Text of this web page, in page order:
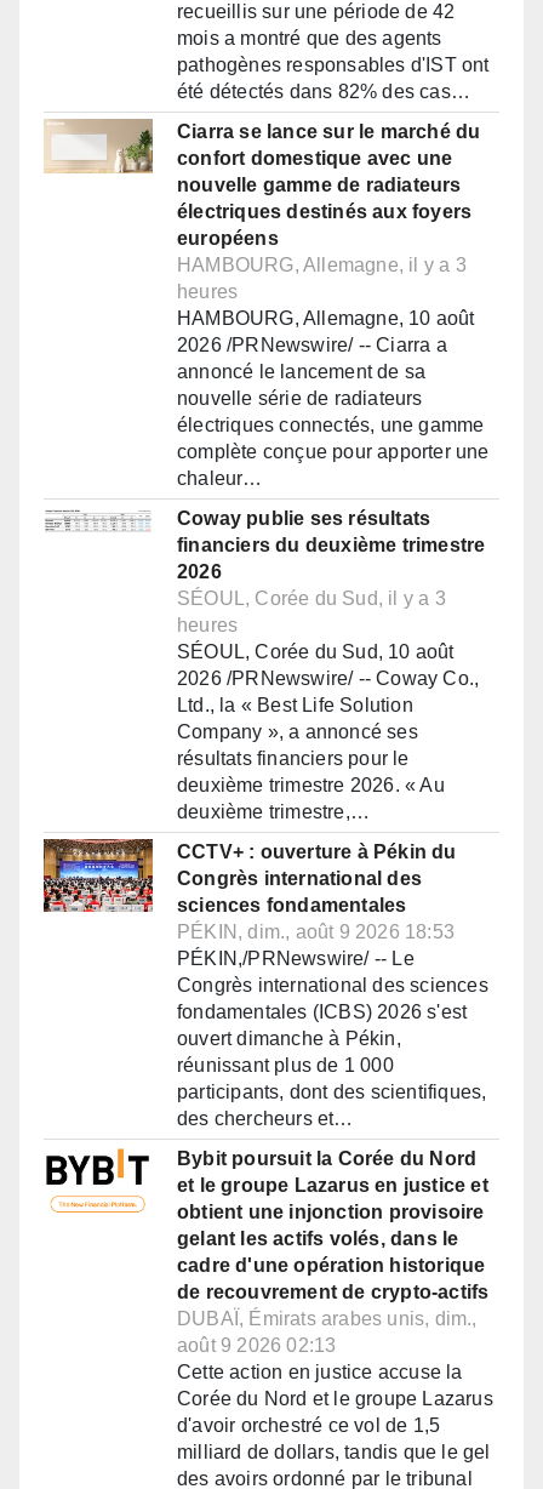
recueillis sur une période de 42
mois a montré que des agents
pathogènes responsables d'IST ont
été détectés dans 82% des cas…
Ciarra se lance sur le marché du
confort domestique avec une
nouvelle gamme de radiateurs
électriques destinés aux foyers
européens
HAMBOURG, Allemagne, il y a 3
heures
HAMBOURG, Allemagne, 10 août
2026 /PRNewswire/ -- Ciarra a
annoncé le lancement de sa
nouvelle série de radiateurs
électriques connectés, une gamme
complète conçue pour apporter une
chaleur…
Coway publie ses résultats
financiers du deuxième trimestre
2026
SÉOUL, Corée du Sud, il y a 3
heures
SÉOUL, Corée du Sud, 10 août
2026 /PRNewswire/ -- Coway Co.,
Ltd., la « Best Life Solution
Company », a annoncé ses
résultats financiers pour le
deuxième trimestre 2026. « Au
deuxième trimestre,…
CCTV+ : ouverture à Pékin du
Congrès international des
sciences fondamentales
PÉKIN, dim., août 9 2026 18:53
PÉKIN,/PRNewswire/ -- Le
Congrès international des sciences
fondamentales (ICBS) 2026 s'est
ouvert dimanche à Pékin,
réunissant plus de 1 000
participants, dont des scientifiques,
des chercheurs et…
Bybit poursuit la Corée du Nord
et le groupe Lazarus en justice et
obtient une injonction provisoire
gelant les actifs volés, dans le
cadre d'une opération historique
de recouvrement de crypto-actifs
DUBAÏ, Émirats arabes unis, dim.,
août 9 2026 02:13
Cette action en justice accuse la
Corée du Nord et le groupe Lazarus
d'avoir orchestré ce vol de 1,5
milliard de dollars, tandis que le gel
des avoirs ordonné par le tribunal